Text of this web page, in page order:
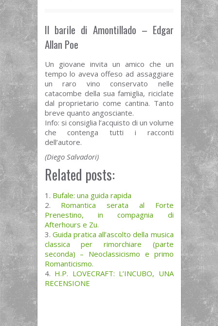
Il barile di Amontillado – Edgar
Allan Poe
Un giovane invita un amico che un
tempo lo aveva offeso ad assaggiare
un raro vino conservato nelle
catacombe della sua famiglia, riciclate
dal proprietario come cantina. Tanto
breve quanto angosciante.
Info: si consiglia l’acquisto di un volume
che contenga tutti i racconti
dell’autore.
(Diego Salvadori)
Related posts:
Bufale: una guida rapida
Romantica serata al Forte
Prenestino, in compagnia di
Afterhours e Zu.
Guida pratica all’ascolto della musica
classica per rimorchiare (parte
seconda) – Neoclassicismo e primo
Romanticismo.
H.P. LOVECRAFT: L’INCUBO, UNA
RECENSIONE